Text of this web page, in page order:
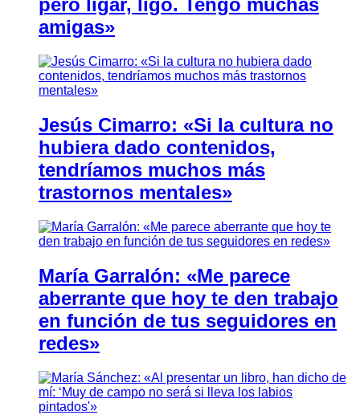
pero ligar, ligo. Tengo muchas
amigas»
Jesús Cimarro: «Si la cultura no
hubiera dado contenidos,
tendríamos muchos más
trastornos mentales»
María Garralón: «Me parece
aberrante que hoy te den trabajo
en función de tus seguidores en
redes»